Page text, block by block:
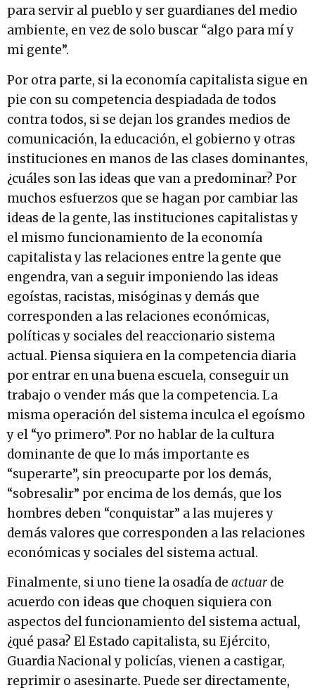
para servir al pueblo y ser guardianes del medio
ambiente, en vez de solo buscar “algo para mí y
mi gente”.
Por otra parte, si la economía capitalista sigue en
pie con su competencia despiadada de todos
contra todos, si se dejan los grandes medios de
comunicación, la educación, el gobierno y otras
instituciones en manos de las clases dominantes,
¿cuáles son las ideas que van a predominar? Por
muchos esfuerzos que se hagan por cambiar las
ideas de la gente, las instituciones capitalistas y
el mismo funcionamiento de la economía
capitalista y las relaciones entre la gente que
engendra, van a seguir imponiendo las ideas
egoístas, racistas, misóginas y demás que
corresponden a las relaciones económicas,
políticas y sociales del reaccionario sistema
actual. Piensa siquiera en la competencia diaria
por entrar en una buena escuela, conseguir un
trabajo o vender más que la competencia. La
misma operación del sistema inculca el egoísmo
y el “yo primero”. Por no hablar de la cultura
dominante de que lo más importante es
“superarte”, sin preocuparte por los demás,
“sobresalir” por encima de los demás, que los
hombres deben “conquistar” a las mujeres y
demás valores que corresponden a las relaciones
económicas y sociales del sistema actual.
Finalmente, si uno tiene la osadía de actuar de
acuerdo con ideas que choquen siquiera con
aspectos del funcionamiento del sistema actual,
¿qué pasa? El Estado capitalista, su Ejército,
Guardia Nacional y policías, vienen a castigar,
reprimir o asesinarte. Puede ser directamente,